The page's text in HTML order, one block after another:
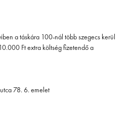
a táskára 100-nál több szegecs kerül
Ft extra költség fizetendő a
78. 6. emelet